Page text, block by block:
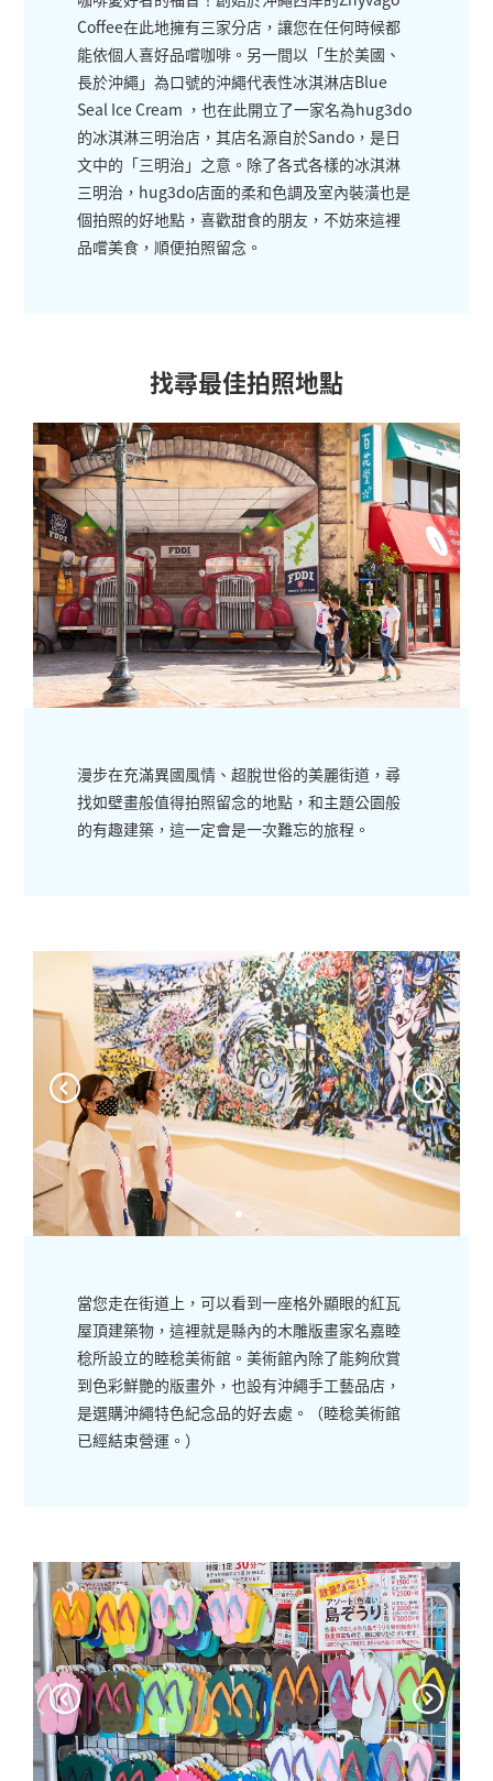
Coffee在此地擁有三家分店，讓您在任何時候都
能依個人喜好品嚐咖啡。另一間以「生於美國、
長於沖繩」為口號的沖繩代表性冰淇淋店Blue
Seal Ice Cream ，也在此開立了一家名為hug3do
的冰淇淋三明治店，其店名源自於Sando，是日
文中的「三明治」之意。除了各式各樣的冰淇淋
三明治，hug3do店面的柔和色調及室內裝潢也是
個拍照的好地點，喜歡甜食的朋友，不妨來這裡
品嚐美食，順便拍照留念。
找尋最佳拍照地點
漫步在充滿異國風情、超脫世俗的美麗街道，尋
找如壁畫般值得拍照留念的地點，和主題公園般
的有趣建築，這一定會是一次難忘的旅程。
當您走在街道上，可以看到一座格外顯眼的紅瓦
屋頂建築物，這裡就是縣內的木雕版畫家名嘉睦
稔所設立的睦稔美術館。美術館內除了能夠欣賞
到色彩鮮艷的版畫外，也設有沖繩手工藝品店，
是選購沖繩特色紀念品的好去處。（睦稔美術館
已經結束營運。）